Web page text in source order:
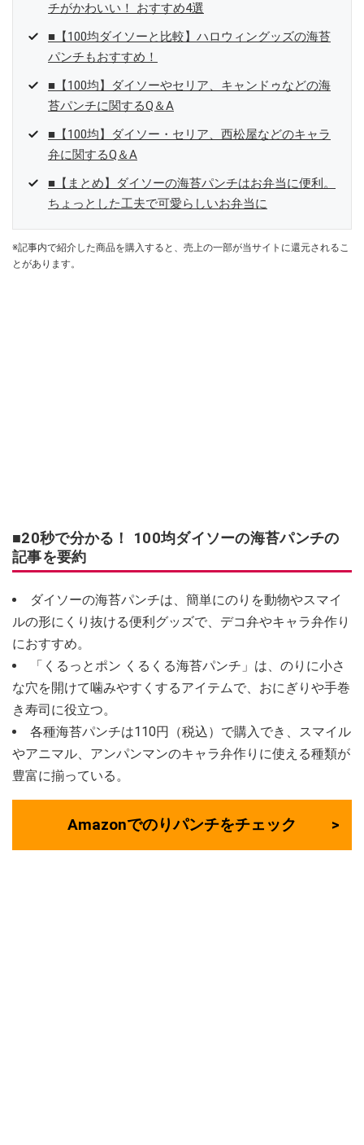
チがかわいい！ おすすめ4選
■【100均ダイソーと比較】ハロウィングッズの海苔
パンチもおすすめ！
■【100均】ダイソーやセリア、キャンドゥなどの海
苔パンチに関するQ＆A
■【100均】ダイソー・セリア、西松屋などのキャラ
弁に関するQ＆A
■【まとめ】ダイソーの海苔パンチはお弁当に便利。
ちょっとした工夫で可愛らしいお弁当に
※記事内で紹介した商品を購入すると、売上の一部が当サイトに還元されるこ
とがあります。
■20秒で分かる！ 100均ダイソーの海苔パンチの
記事を要約
ダイソーの海苔パンチは、簡単にのりを動物やスマイ
ルの形にくり抜ける便利グッズで、デコ弁やキャラ弁作り
におすすめ。
「くるっとポン くるくる海苔パンチ」は、のりに小さ
な穴を開けて噛みやすくするアイテムで、おにぎりや手巻
き寿司に役立つ。
各種海苔パンチは110円（税込）で購入でき、スマイル
やアニマル、アンパンマンのキャラ弁作りに使える種類が
豊富に揃っている。
Amazonでのりパンチをチェック